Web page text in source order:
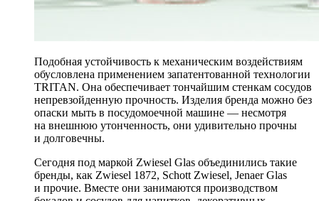
Подобная устойчивость к механическим воздействиям
обусловлена применением запатентованной технологии
TRITAN. Она обеспечивает тончайшим стенкам сосудов
непревзойденную прочность. Изделия бренда можно без
опаски мыть в посудомоечной машине — несмотря
на внешнюю утонченность, они удивительно прочны
и долговечны.
Сегодня под маркой Zwiesel Glas объединились такие
бренды, как Zwiesel 1872, Schott Zwiesel, Jenaer Glas
и прочие. Вместе они занимаются производством